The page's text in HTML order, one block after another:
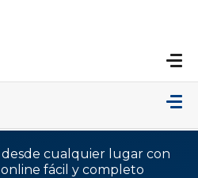
cualquier lugar con
fácil y completo